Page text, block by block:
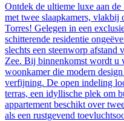
Ontdek de ultieme luxe aan
met twee slaapkamers, vlakbij
Torres! Gelegen in een
schitterende residentie
slechts een steenworp afstand
Zee. Bij binnenkomst wordt u
woonkamer die modern
verfijning. De open indeling
terras, een idyllische plek om
appartement beschikt over
als een rustgevend